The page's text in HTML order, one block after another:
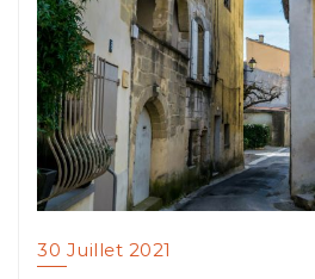
30 Juillet 2021